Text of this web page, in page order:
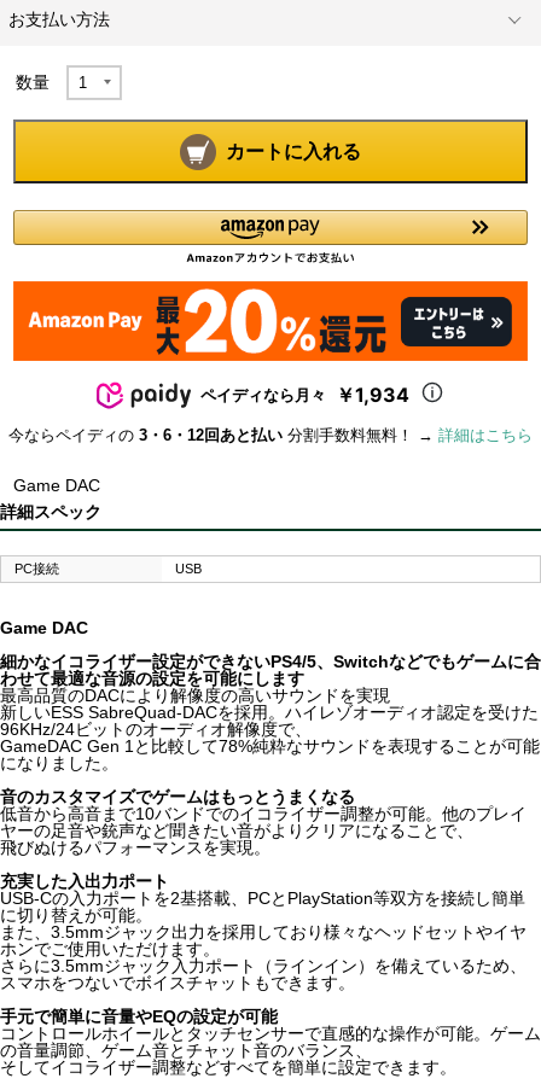
お支払い方法
数量
カートに入れる
ペイディなら月々 ￥1,934
今ならペイディの 3・6・12回あと払い 分割手数料無料！ → 詳細はこちら
Game DAC
詳細スペック
PC接続 USB
Game DAC
細かなイコライザー設定ができないPS4/5、Switchなどでもゲームに合
わせて最適な音源の設定を可能にします
最高品質のDACにより解像度の高いサウンドを実現
新しいESS SabreQuad-DACを採用。ハイレゾオーディオ認定を受けた
96KHz/24ビットのオーディオ解像度で、
GameDAC Gen 1と比較して78%純粋なサウンドを表現することが可能
になりました。
音のカスタマイズでゲームはもっとうまくなる
低音から高音まで10バンドでのイコライザー調整が可能。他のプレイ
ヤーの足音や銃声など聞きたい音がよりクリアになることで、
飛びぬけるパフォーマンスを実現。
充実した入出力ポート
USB-Cの入力ポートを2基搭載、PCとPlayStation等双方を接続し簡単
に切り替えが可能。
また、3.5mmジャック出力を採用しており様々なヘッドセットやイヤ
ホンでご使用いただけます。
さらに3.5mmジャック入力ポート（ラインイン）を備えているため、
スマホをつないでボイスチャットもできます。
手元で簡単に音量やEQの設定が可能
コントロールホイールとタッチセンサーで直感的な操作が可能。ゲーム
の音量調節、ゲーム音とチャット音のバランス、
そしてイコライザー調整などすべてを簡単に設定できます。